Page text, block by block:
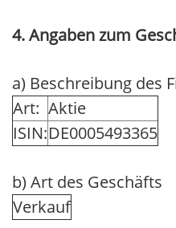
4. Angaben zum
a) Beschreibung des
Art: Aktie
ISIN:DE0005493365
b) Art des Geschäfts
Verkauf